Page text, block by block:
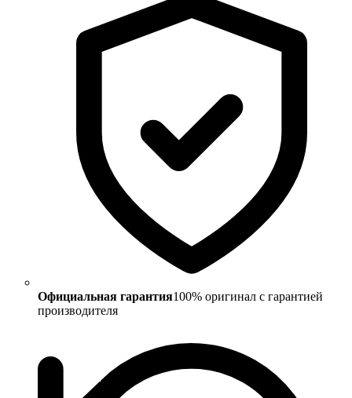
Официальная гарантия100% оригинал с гарантией
производителя